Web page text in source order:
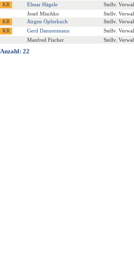
Elmar Hägele
Stellv.
Josef Mischko
Stellv.
Jürgen Opferkuch
Stellv.
Gerd Dannenmann
Stellv.
Manfred Fischer
Stellv.
Anzahl: 22